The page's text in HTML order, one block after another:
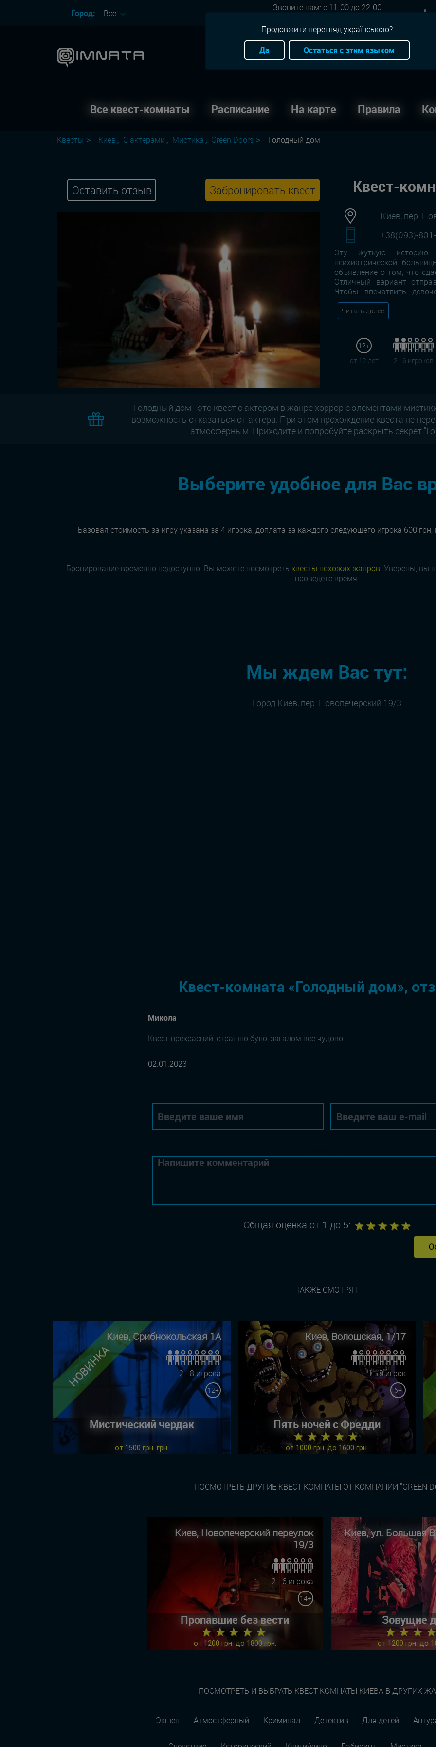
Город: Все
Звоните нам: с 11-00 до 22-00
Все квест-комнаты Расписание На карте Правила
Квесты Киев С актерами Мистика Green Doors Голодный дом
Оставить отзыв Забронировать квест Квест-
Киев, пер.
+38(093)-
Эту жуткую историю
психиатрической
объявление о том, что
Отличный вариант
Чтобы впечатлить
Читать далее
12+
от 12 лет
2 - 6 игроков
Голодный дом - это квест с актером в жанре хоррор с элементами
возможность отказаться от актера. При этом прохождение квеста не
атмосферным. Приходите и попробуйте раскрыть секрет
Выберите удобное для Вас
Базовая стоимость за игру указана за 4 игрока, доплата за каждого следующего игрока 600
Бронирование временно недоступно. Вы можете посмотреть квесты похожих жанров. Уверены, вы
проведете время.
Мы ждем Вас тут:
Город Киев, пер. Новопечерский 19/3
Квест-комната «Голодный дом»,
Микола
Квест прекрасний, страшно було, загалом все чудово
02.01.2023
Общая оценка от 1 до 5: 4
3
2
1
ТАКЖЕ СМОТРЯТ
НОВИНКА
Киев, Срибнокольская 1А
2 - 8 игрока
12+
Мистический чердак
от 1500 грн. грн.
Киев, Волошская, 1/17
1 - 8 игрок
6+
Пять ночей с Фредди
★ ★ ★ ★ ★
от 1000 грн. до 1600 грн.
ПОСМОТРЕТЬ ДРУГИЕ КВЕСТ КОМНАТЫ ОТ КОМПАНИИ "GREEN
Киев, Новопечерский переулок
19/3
2 - 6 игрока
14+
Пропавшие без вести
★ ★ ★ ★ ★
от 1200 грн. до 1800 грн.
Киев, ул. Большая
Зовущие
★ ★ ★
от 1200 грн. до
ПОСМОТРЕТЬ И ВЫБРАТЬ КВЕСТ КОМНАТЫ КИЕВА В ДРУГИХ
Экшен Атмостферный Криминал Детектив Для детей
Продовжити перегляд українською?
Да
Остаться с этим языком